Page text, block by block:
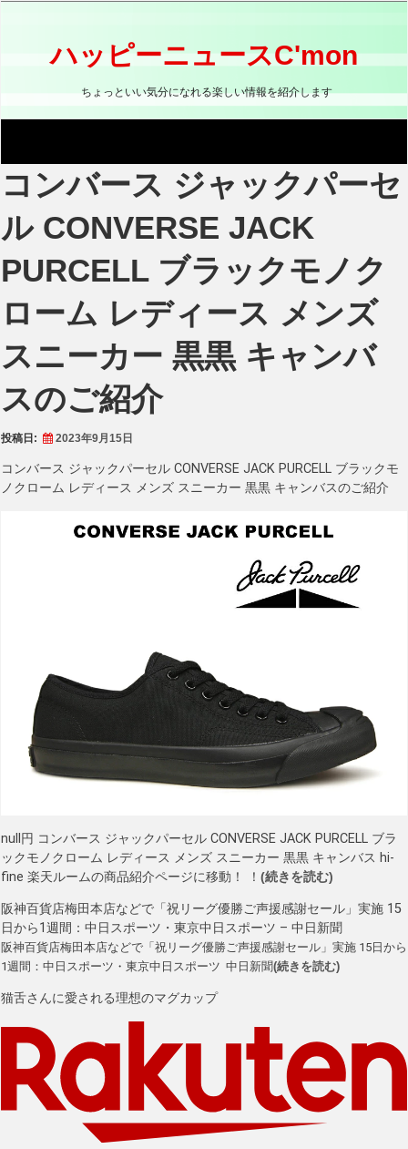
ス
ッ
プ
ハッピーニュースC'mon
ちょっといい気分になれる楽しい情報を紹介します
コンバース ジャックパーセ
ル CONVERSE JACK
PURCELL ブラックモノク
ローム レディース メンズ
スニーカー 黒黒 キャンバ
スのご紹介
投稿日: 2023年9月15日
コンバース ジャックパーセル CONVERSE JACK PURCELL ブラックモ
ノクローム レディース メンズ スニーカー 黒黒 キャンバスのご紹介
null円 コンバース ジャックパーセル CONVERSE JACK PURCELL ブラ
ックモノクローム レディース メンズ スニーカー 黒黒 キャンバス hi-
fine 楽天ルームの商品紹介ページに移動！ ！ (続きを読む)
阪神百貨店梅田本店などで「祝リーグ優勝ご声援感謝セール」実施 15
日から1週間：中日スポーツ・東京中日スポーツ – 中日新聞
阪神百貨店梅田本店などで「祝リーグ優勝ご声援感謝セール」実施 15日から
1週間：中日スポーツ・東京中日スポーツ 中日新聞(続きを読む)
猫舌さんに愛される理想のマグカップ